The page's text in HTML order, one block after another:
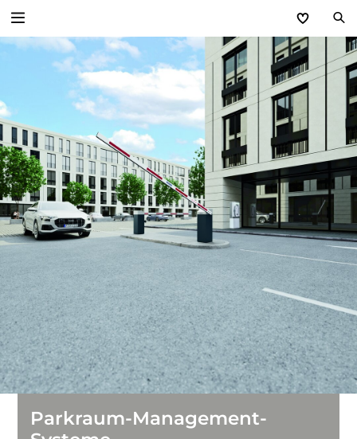
Zurück
Zufahrts­kontroll­systeme
Poller
Sicherheitssperren
Schranken
Parkraum-Management-Systeme
Versorgungsstationen
Einfahrtstore
Parkraum-Management-